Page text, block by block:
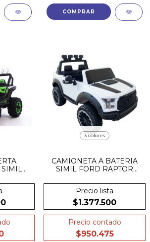
COMPRAR
SIMIL
FULL
3 colores
CAMIONETA A BATERIA
SIMIL FORD RAPTOR
GOMA MECEDOR
BLUETOOTH
Precio lista
$1.377.500
Precio contado
$950.475